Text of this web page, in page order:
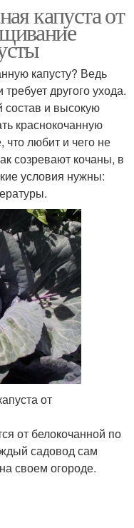
капуста от
капусту? Ведь
другого ухода.
состав и высокую
краснокочанную
что любит и чего не
созревают кочаны, в
условия нужны:
от
от белокочанной по
садовод сам
своем огороде.